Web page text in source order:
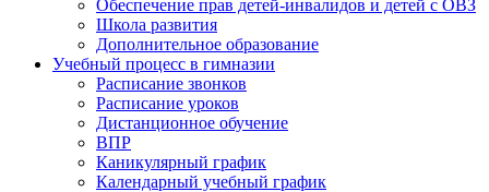
Обеспечение прав детей-инвалидов и детей с ОВЗ
Школа развития
Дополнительное образование
Учебный процесс в гимназии
Расписание звонков
Расписание уроков
Дистанционное обучение
ВПР
Каникулярный график
Календарный учебный график